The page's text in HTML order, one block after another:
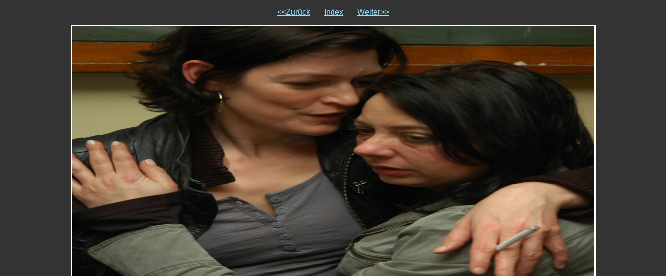
<<Zurück Index Weiter>>